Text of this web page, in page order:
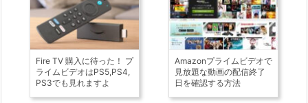
Fire TV 購入に待った！ プ
ライムビデオはPS5,PS4,
PS3でも見れますよ
Amazonプライムビデオで
見放題な動画の配信終了
日を確認する方法